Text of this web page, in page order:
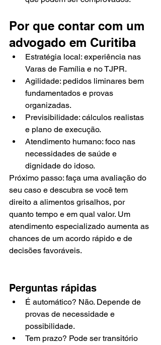
Por que contar com um
advogado em Curitiba
Estratégia local: experiência nas
Varas de Família e no TJPR.
Agilidade: pedidos liminares bem
fundamentados e provas
organizadas.
Previsibilidade: cálculos realistas
e plano de execução.
Atendimento humano: foco nas
necessidades de saúde e
dignidade do idoso.
Próximo passo: faça uma avaliação do
seu caso e descubra se você tem
direito a alimentos grisalhos, por
quanto tempo e em qual valor. Um
atendimento especializado aumenta as
chances de um acordo rápido e de
decisões favoráveis.
Perguntas rápidas
É automático? Não. Depende de
provas de necessidade e
possibilidade.
Tem prazo? Pode ser transitório